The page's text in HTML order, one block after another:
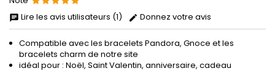
Lire les avis utilisateurs (1)
Donnez votre avis
Compatible avec les bracelets Pandora, Gnoce et les
bracelets charm de notre site
idéal pour : Noël, Saint Valentin, anniversaire, cadeau